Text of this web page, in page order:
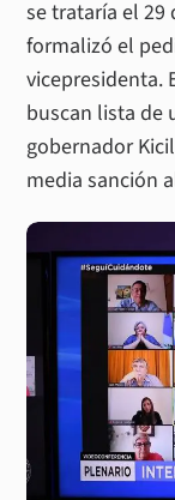
se trataría el 29
formalizó el
vicepresidenta.
buscan lista de
gobernador
media sanción